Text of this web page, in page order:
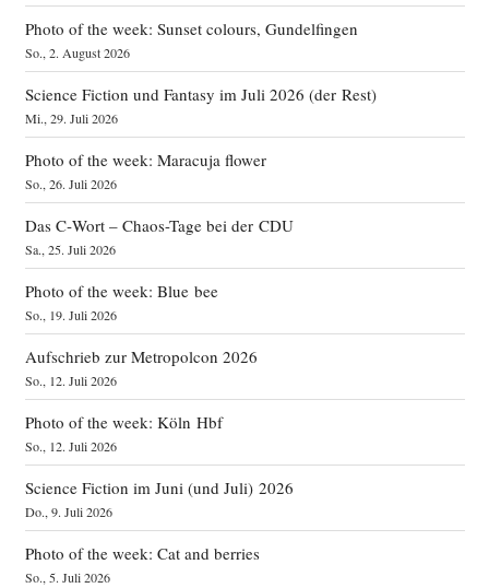
Photo of the week: Sunset colours, Gundelfingen
So., 2. August 2026
Science Fiction und Fantasy im Juli 2026 (der Rest)
Mi., 29. Juli 2026
Photo of the week: Maracuja flower
So., 26. Juli 2026
Das C‑Wort – Chaos-Tage bei der CDU
Sa., 25. Juli 2026
Photo of the week: Blue bee
So., 19. Juli 2026
Aufschrieb zur Metropolcon 2026
So., 12. Juli 2026
Photo of the week: Köln Hbf
So., 12. Juli 2026
Science Fiction im Juni (und Juli) 2026
Do., 9. Juli 2026
Photo of the week: Cat and berries
So., 5. Juli 2026